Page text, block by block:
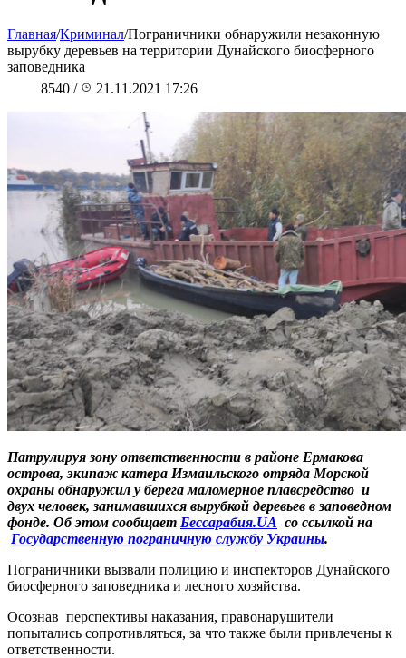
Главная/Криминал/Пограничники обнаружили незаконную
вырубку деревьев на территории Дунайского биосферного
заповедника
8540 / 21.11.2021 17:26
Патрулируя зону ответственности в районе Ермакова
острова, экипаж катера Измаильского отряда Морской
охраны обнаружил у берегамаломерное плавсредство и
двух человек, занимавшихся вырубкой деревьев в заповедном
фонде. Об этом сообщает Бессарабия.UA со ссылкой на
Государственную пограничную службу Украины.
Пограничники вызвали полицию и инспекторов Дунайского
биосферного заповедника и лесного хозяйства.
Осознав перспективы наказания, правонарушители
попытались сопротивляться, за что также были привлечены к
ответственности.